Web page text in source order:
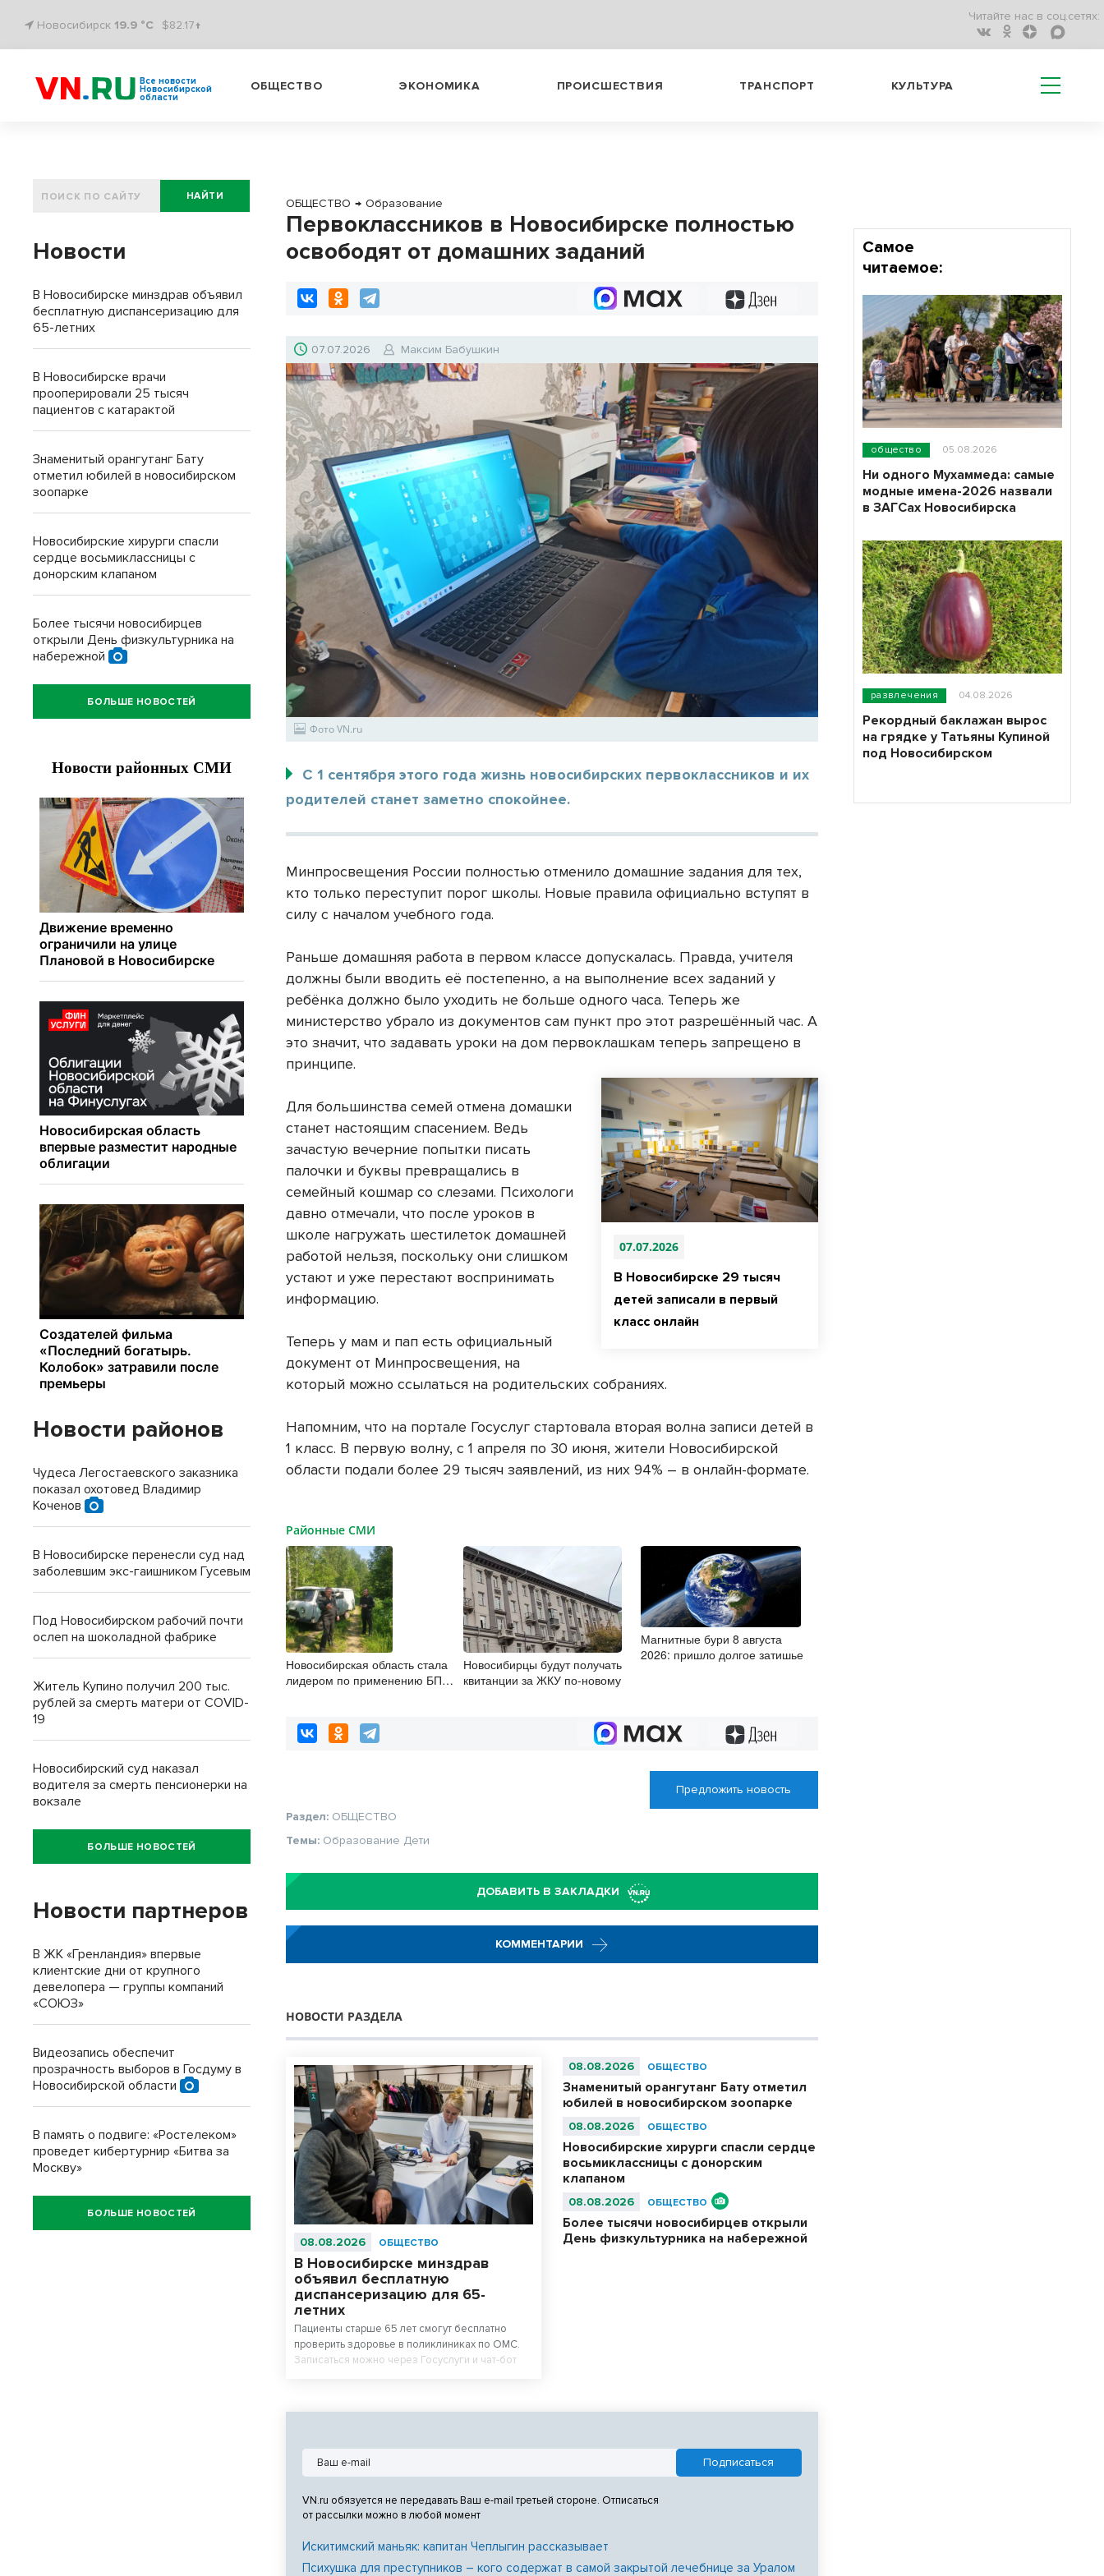
Новосибирск 19.9 °C $82.17↑
Читайте нас в соц.сетях:
Все новости
Новосибирской
области
ОБЩЕСТВО ЭКОНОМИКА ПРОИСШЕСТВИЯ ТРАНСПОРТ КУЛЬТУРА
ОБЩЕСТВО → Образование
Первоклассников в Новосибирске полностью
освободят от домашних заданий
07.07.2026 Максим Бабушкин
Фото VN.ru
С 1 сентября этого года жизнь новосибирских первоклассников и их
родителей станет заметно спокойнее.
Минпросвещения России полностью отменило домашние задания для тех,
кто только переступит порог школы. Новые правила официально вступят в
силу с началом учебного года.
Раньше домашняя работа в первом классе допускалась. Правда, учителя
должны были вводить её постепенно, а на выполнение всех заданий у
ребёнка должно было уходить не больше одного часа. Теперь же
министерство убрало из документов сам пункт про этот разрешённый час. А
это значит, что задавать уроки на дом первоклашкам теперь запрещено в
принципе.
07.07.2026
В Новосибирске 29 тысяч
детей записали в первый
класс онлайн
Для большинства семей отмена домашки
станет настоящим спасением. Ведь
зачастую вечерние попытки писать
палочки и буквы превращались в
семейный кошмар со слезами. Психологи
давно отмечали, что после уроков в
школе нагружать шестилеток домашней
работой нельзя, поскольку они слишком
устают и уже перестают воспринимать
информацию.
Теперь у мам и пап есть официальный
документ от Минпросвещения, на
который можно ссылаться на родительских собраниях.
Напомним, что на портале Госуслуг стартовала вторая волна записи детей в
1 класс. В первую волну, с 1 апреля по 30 июня, жители Новосибирской
области подали более 29 тысяч заявлений, из них 94% – в онлайн-формате.
Районные СМИ
Новосибирская область стала
лидером по применению БПЛА
Новосибирцы будут получать
квитанции за ЖКУ по-новому
Магнитные бури 8 августа
2026: пришло долгое затишье
Предложить новость
Раздел: ОБЩЕСТВО
Темы: Образование Дети
ДОБАВИТЬ В ЗАКЛАДКИ
КОММЕНТАРИИ
НОВОСТИ РАЗДЕЛА
08.08.2026 ОБЩЕСТВО
В Новосибирске минздрав
объявил бесплатную
диспансеризацию для 65-
летних
Пациенты старше 65 лет смогут бесплатно
проверить здоровье в поликлиниках по ОМС.
Записаться можно через Госуслуги и чат-бот
08.08.2026 ОБЩЕСТВО
Знаменитый орангутанг Бату отметил
юбилей в новосибирском зоопарке
08.08.2026 ОБЩЕСТВО
Новосибирские хирурги спасли сердце
восьмиклассницы с донорским
клапаном
08.08.2026 ОБЩЕСТВО
Более тысячи новосибирцев открыли
День физкультурника на набережной
VN.ru обязуется не передавать Ваш e-mail третьей стороне. Отписаться
от рассылки можно в любой момент
Искитимский маньяк: капитан Чеплыгин рассказывает
Психушка для преступников – кого содержат в самой закрытой лечебнице за Уралом
НАЙТИ
Новости
В Новосибирске минздрав объявил
бесплатную диспансеризацию для
65-летних
В Новосибирске врачи
прооперировали 25 тысяч
пациентов с катарактой
Знаменитый орангутанг Бату
отметил юбилей в новосибирском
зоопарке
Новосибирские хирурги спасли
сердце восьмиклассницы с
донорским клапаном
Более тысячи новосибирцев
открыли День физкультурника на
набережной
БОЛЬШЕ НОВОСТЕЙ
Новости районов
Чудеса Легостаевского заказника
показал охотовед Владимир
Коченов
В Новосибирске перенесли суд над
заболевшим экс-гаишником Гусевым
Под Новосибирском рабочий почти
ослеп на шоколадной фабрике
Житель Купино получил 200 тыс.
рублей за смерть матери от COVID-
19
Новосибирский суд наказал
водителя за смерть пенсионерки на
вокзале
БОЛЬШЕ НОВОСТЕЙ
Новости партнеров
В ЖК «Гренландия» впервые
клиентские дни от крупного
девелопера — группы компаний
«СОЮЗ»
Видеозапись обеспечит
прозрачность выборов в Госдуму в
Новосибирской области
В память о подвиге: «Ростелеком»
проведет кибертурнир «Битва за
Москву»
БОЛЬШЕ НОВОСТЕЙ
Самое
читаемое:
общество 05.08.2026
Ни одного Мухаммеда: самые
модные имена-2026 назвали
в ЗАГСах Новосибирска
развлечения 04.08.2026
Рекордный баклажан вырос
на грядке у Татьяны Купиной
под Новосибирском